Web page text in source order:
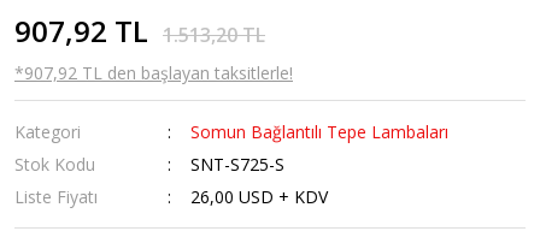
907,92 TL 1.513,20 TL
*907,92 TL den başlayan taksitlerle!
Kategori
Somun Bağlantılı Tepe Lambaları
Stok Kodu
SNT-S725-S
Liste Fiyatı
26,00 USD + KDV